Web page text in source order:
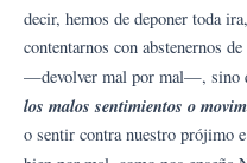
decir, hemos de deponer toda
contentarnos con abstenernos
—devolver mal por mal—, sino
los malos sentimientos o
o sentir contra nuestro prójimo